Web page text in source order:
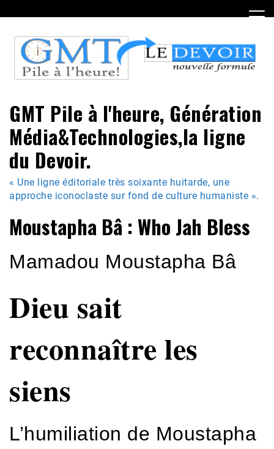
to
content
GMT Pile à l'heure, Génération
Média&Technologies,la ligne
du Devoir.
« Une ligne éditoriale très soixante huitarde, une
approche iconoclaste sur fond de culture humaniste ».
Moustapha Bâ : Who Jah Bless
Mamadou Moustapha Bâ
Dieu sait
reconnaître les
siens
L’humiliation de Moustapha